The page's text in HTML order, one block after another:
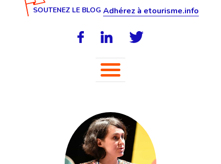
SOUTENEZ LE BLOG Adhérez à etourisme.info